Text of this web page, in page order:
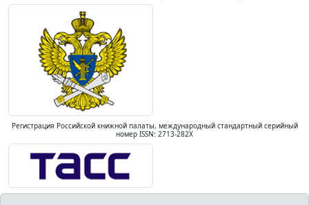
Регистрация Российской книжной палаты, международный стандартный серийный
номер ISSN: 2713-282X